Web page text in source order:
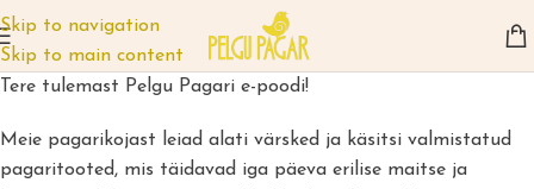
Skip to navigation
Skip to main content
Tere tulemast Pelgu Pagari e-poodi!
Meie pagarikojast leiad alati värsked ja käsitsi valmistatud
pagaritooted, mis täidavad iga päeva erilise maitse ja